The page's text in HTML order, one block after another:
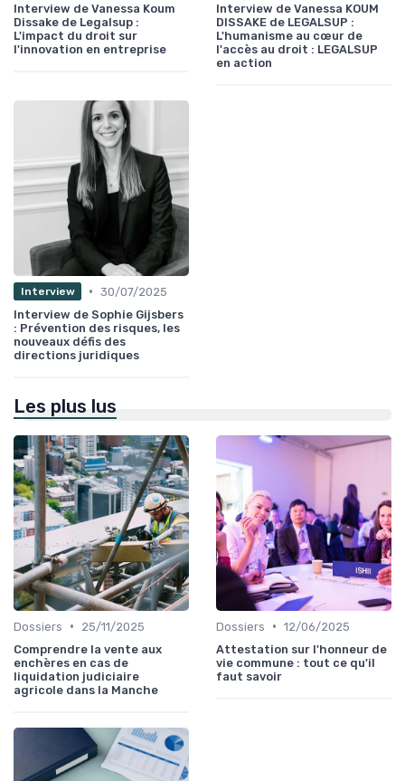
Interview de Vanessa Koum
Dissake de Legalsup :
L'impact du droit sur
l'innovation en entreprise
Interview de Vanessa KOUM
DISSAKE de LEGALSUP :
L'humanisme au cœur de
l'accès au droit : LEGALSUP
en action
Interview • 30/07/2025
Interview de Sophie Gijsbers
: Prévention des risques, les
nouveaux défis des
directions juridiques
Les plus lus
Dossiers •
25/11/2025
Comprendre la vente aux
enchères en cas de
liquidation judiciaire
agricole dans la Manche
Dossiers • 12/06/2025
Attestation sur l'honneur de
vie commune : tout ce qu'il
faut savoir